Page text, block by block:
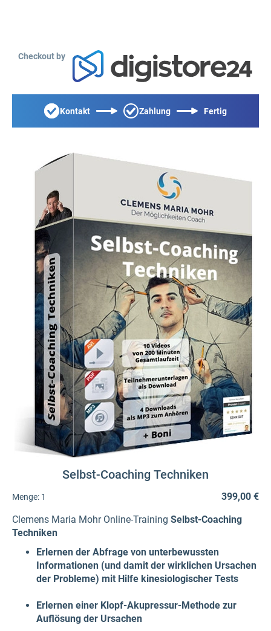
Checkout by
Kontakt Zahlung Fertig
Selbst-Coaching Techniken
Menge: 1
399,00 €
Clemens Maria Mohr Online-Training Selbst-Coaching
Techniken
Erlernen der Abfrage von unterbewussten
Informationen (und damit der wirklichen Ursachen
der Probleme) mit Hilfe kinesiologischer Tests
Erlernen einer Klopf-Akupressur-Methode zur
Auflösung der Ursachen